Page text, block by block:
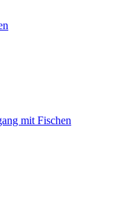
mit Fischen